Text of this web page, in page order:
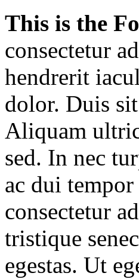
This is the
consectetur
hendrerit
dolor. Duis
Aliquam
sed. In nec
ac dui
consectetur
tristique
egestas. Ut